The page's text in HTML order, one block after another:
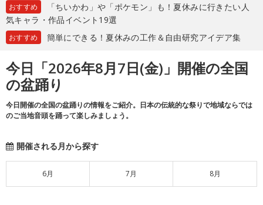
おすすめ
「ちいかわ」や「ポケモン」も！夏休みに行きたい人
気キャラ・作品イベント19選
おすすめ 簡単にできる！夏休みの工作＆自由研究アイデア集
今日「2026年8月7日(金)」開催の全国
の盆踊り
今日開催の全国の盆踊りの情報をご紹介。日本の伝統的な祭りで地域ならでは
のご当地音頭を踊って楽しみましょう。
開催される月から探す
6月 7月 8月